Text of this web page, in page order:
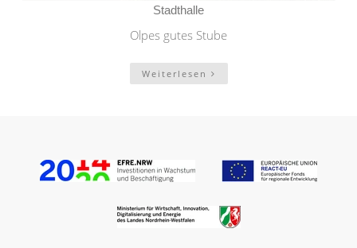
Stadthalle
Olpes gutes Stube
Weiterlesen